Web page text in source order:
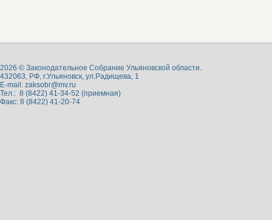
2026 © Законодательное Собрание Ульяновской области.
432063, РФ, г.Ульяновск, ул.Радищева, 1
E-mail: zaksobr@mv.ru
Тел.: 8 (8422) 41-34-52 (приемная)
Факс: 8 (8422) 41-20-74